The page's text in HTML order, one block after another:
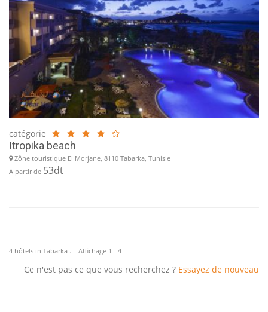
catégorie
Itropika beach
Zône touristique El Morjane, 8110 Tabarka, Tunisie
A partir de 53dt
4 hôtels in Tabarka . Affichage 1 - 4
Ce n'est pas ce que vous recherchez ? Essayez de nouveau